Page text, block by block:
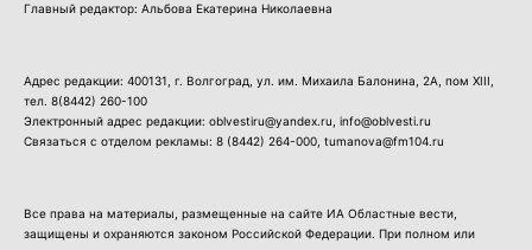
Главный редактор: Альбова Екатерина Николаевна
Адрес редакции: 400131, г. Волгоград, ул. им. Михаила Балонина, 2А, пом XIII,
тел. 8(8442) 260-100
Электронный адрес редакции: oblvestiru@yandex.ru, info@oblvesti.ru
Связаться с отделом рекламы: 8 (8442) 264-000 , tumanova@fm104.ru
Все права на материалы, размещенные на сайте ИА Областные вести,
защищены и охраняются законом Российской Федерации. При полном или